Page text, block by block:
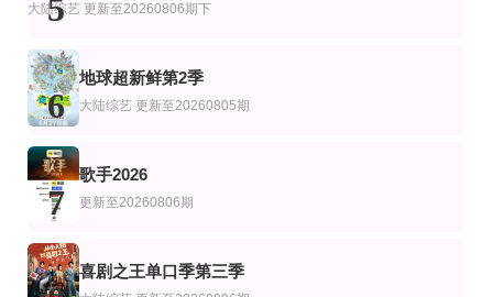
路易·C·K
黄渤,何浩楠,吕严,马頔,王祖蓝,杨超越,岳云鹏,张柏芝
5
大陆综艺 更新至20260806期下
6
地球超新鲜第2季
大陆综艺 更新至20260805期
7
歌手2026
更新至20260806期
喜剧之王单口季第三季